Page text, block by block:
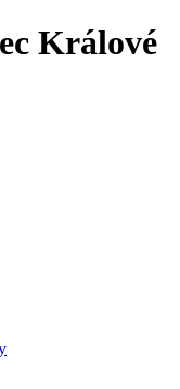
Králové